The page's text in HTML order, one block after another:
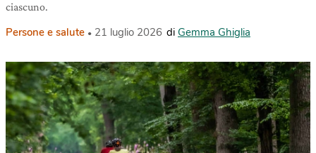
ciascuno.
Persone e salute 21 luglio 2026 di Gemma Ghiglia